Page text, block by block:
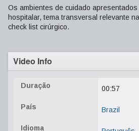
Os ambientes de cuidado
hospitalar, tema transversal relevante
check list cirúrgico.
Video Info
Duração 00:57
País Brazil
Idioma